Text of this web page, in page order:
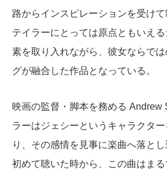
路からインスピレーションを受けて
テイラーにとっては原点ともいえ
素を取り入れながら、彼女ならで
グが融合した作品となっている。
映画の監督・脚本を務める Andrew
ラーはジェシーというキャラクタ
り、その感情を見事に楽曲へ落とし
初めて聴いた時から、この曲はまる